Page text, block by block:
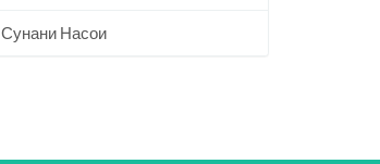
Сунани Насои